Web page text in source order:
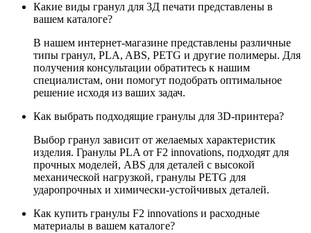
Какие виды гранул для 3Д печати представлены в
вашем каталоге?
В нашем интернет-магазине представлены различные
типы гранул, PLA, ABS, PETG и другие полимеры. Для
получения консультации обратитесь к нашим
специалистам, они помогут подобрать оптимальное
решение исходя из ваших задач.
Как выбрать подходящие гранулы для 3D-принтера?
Выбор гранул зависит от желаемых характеристик
изделия. Гранулы PLA от F2 innovations, подходят для
прочных моделей, ABS для деталей с высокой
механической нагрузкой, гранулы PETG для
ударопрочных и химически-устойчивых деталей.
Как купить гранулы F2 innovations и расходные
материалы в вашем каталоге?